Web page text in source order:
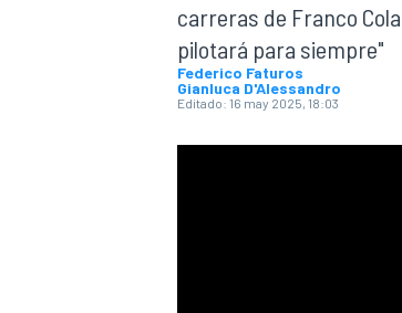
carreras de Franco
pilotará para siempre"
Federico Faturos
Gianluca D'Alessandro
Editado: 16 may 2025, 18:03